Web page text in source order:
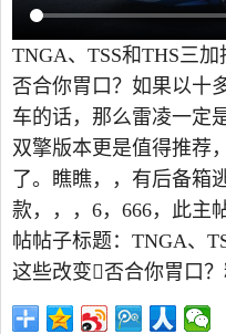
TNGA、TSS和THS三
否合你胃口？如果以十
车的话，那么雷凌一定
双擎版本更是值得推荐
了。瞧瞧，，有后备箱
款，，，6，666，此主
帖帖子标题：TNGA、
这些改变否合你胃口